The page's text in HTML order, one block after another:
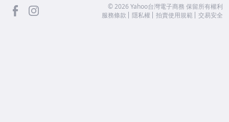
facebook ©2026 Yahoo台灣電子商務 保留所有權利
服務條款
隱私權 拍賣使用規範 交易安全